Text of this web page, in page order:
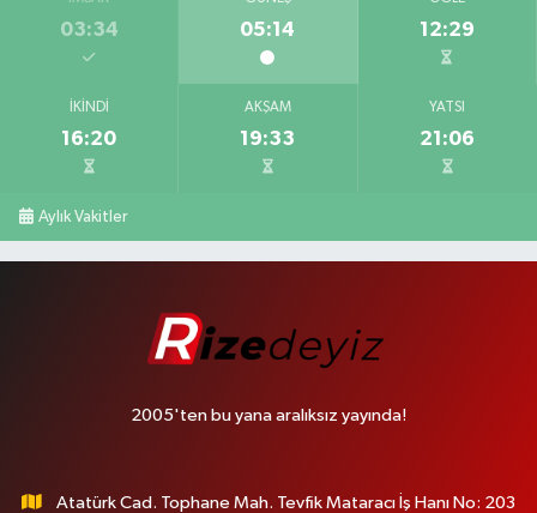
03:34 05:14 12:29
İKINDI
16:20
AKŞAM
19:33
YATSI
21:06
Aylık Vakitler
2005'ten bu yana aralıksız yayında!
Atatürk Cad. Tophane Mah. Tevfik Mataracı İş Hanı No: 203